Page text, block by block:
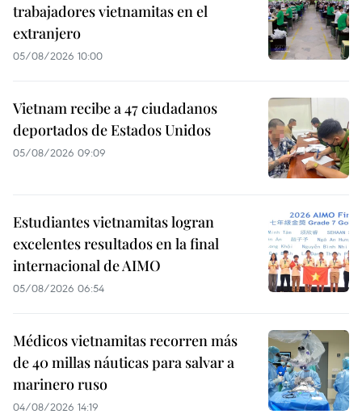
trabajadores vietnamitas en el
extranjero
05/08/2026 10:00
Vietnam recibe a 47 ciudadanos
deportados de Estados Unidos
05/08/2026 09:09
Estudiantes vietnamitas logran
excelentes resultados en la final
internacional de AIMO
05/08/2026 06:54
Médicos vietnamitas recorren más
de 40 millas náuticas para salvar a
marinero ruso
04/08/2026 14:19